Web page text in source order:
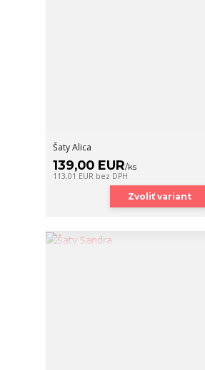
Šaty Alica
139,00 EUR/ks
113,01 EUR bez DPH
Zvoliť variant